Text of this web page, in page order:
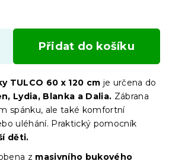
Přidat do košíku
TULCO 60 x 120 cm je určena do
Lydia, Blanka a Dalia. Zábrana
spánku, ale také komfortní
uléhání. Praktický pomocník
děti.
z masivního bukového